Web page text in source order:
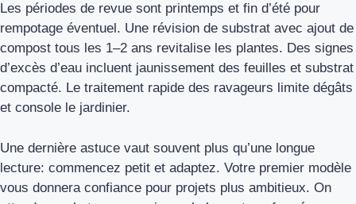
Les périodes de revue sont printemps et fin d’été pour
rempotage éventuel. Une révision de substrat avec ajout de
compost tous les 1–2 ans revitalise les plantes. Des signes
d’excès d’eau incluent jaunissement des feuilles et substrat
compacté. Le traitement rapide des ravageurs limite dégâts
et console le jardinier.
Une dernière astuce vaut souvent plus qu’une longue
lecture: commencez petit et adaptez. Votre premier modèle
vous donnera confiance pour projets plus ambitieux. On